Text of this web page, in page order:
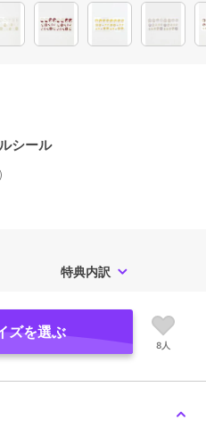
シール
)
特典内訳
ズを選ぶ
8人